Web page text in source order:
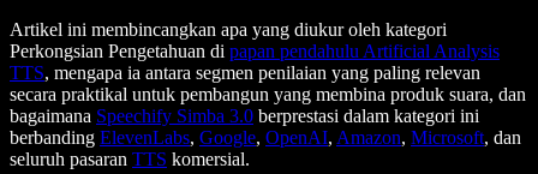
Artikel ini membincangkan apa yang diukur oleh kategori
Perkongsian Pengetahuan di papan pendahulu Artificial Analysis
TTS, mengapa ia antara segmen penilaian yang paling relevan
secara praktikal untuk pembangun yang membina produk suara, dan
bagaimana Speechify Simba 3.0 berprestasi dalam kategori ini
berbanding ElevenLabs, Google, OpenAI, Amazon, Microsoft, dan
seluruh pasaran TTS komersial.